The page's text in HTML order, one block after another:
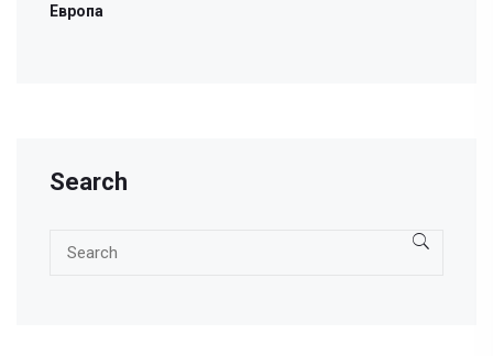
Европа
Search